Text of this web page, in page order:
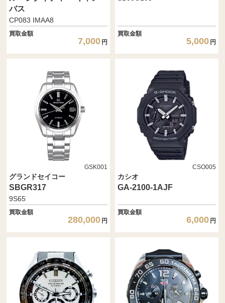
バス
CP083 IMAA8
買取金額
7,000 円
買取金額
5,000 円
GSK001
グランドセイコー
SBGR317
9S65
買取金額
280,000 円
CSO005
カシオ
GA-2100-1AJF
買取金額
6,000 円